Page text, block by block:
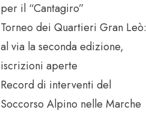
per il “Cantagiro”
Torneo dei Quartieri Gran Leò:
al via la seconda edizione,
iscrizioni aperte
Record di interventi del
Soccorso Alpino nelle Marche